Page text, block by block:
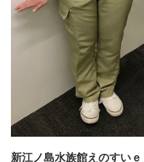
新江ノ島水族館えのすい